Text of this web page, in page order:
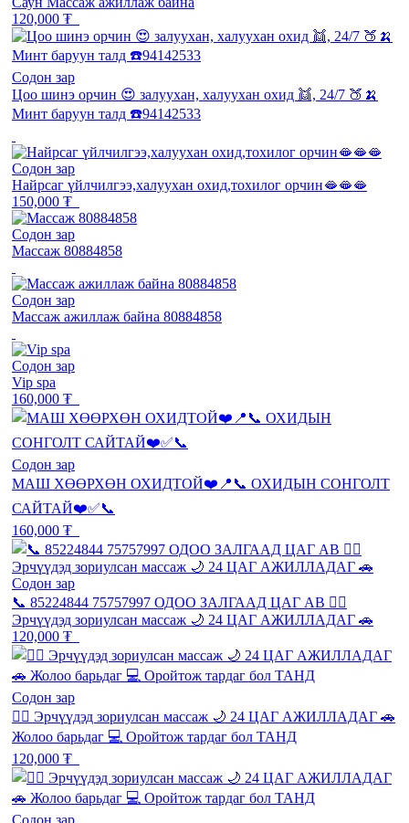
120,000 ₮
Содон зар
Цоо шинэ орчин 😍 залуухан, халуухан охид 👯, 24/7 🍑🍌
Минт баруун талд ☎️94142533
Содон зар
Найрсаг үйлчилгээ,халуухан охид,тохилог орчин🫦🫦🫦
150,000 ₮
Содон зар
Массаж 80884858
Содон зар
Массаж ажиллаж байна 80884858
Содон зар
Vip spa
160,000 ₮
Содон зар
МАШ ХӨӨРХӨН ОХИДТОЙ❤️📍📞 ОХИДЫН СОНГОЛТ
САЙТАЙ❤️✅📞
160,000 ₮
Содон зар
📞 85224844 75757997 ОДОО ЗАЛГААД ЦАГ АВ 💆‍♂️
Эрчүүдэд зориулсан массаж 🌙 24 ЦАГ АЖИЛЛАДАГ 🚗
120,000 ₮
Содон зар
💆‍♂️ Эрчүүдэд зориулсан массаж 🌙 24 ЦАГ АЖИЛЛАДАГ 🚗
Жолоо барьдаг 💻 Оройтож тардаг бол ТАНД
120,000 ₮
Содон зар